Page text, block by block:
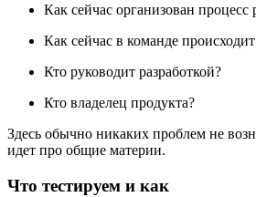
Как сейчас организован процесс
Как сейчас в команде
Кто руководит разработкой?
Кто владелец продукта?
Здесь обычно никаких проблем не
идет про общие материи.
Что тестируем и как